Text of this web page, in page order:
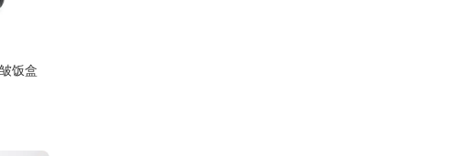
饭盒